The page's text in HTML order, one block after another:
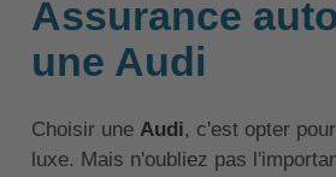
Assurance
une Audi
Choisir une Audi, c'est opter
luxe. Mais n'oubliez pas